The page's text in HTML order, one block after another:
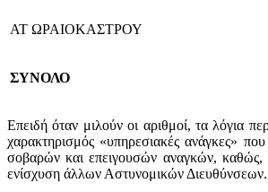
ΑΤ ΩΡΑΙΟΚΑΣΤΡΟΥ
ΣΥΝΟΛΟ
Επειδή όταν μιλούν οι αριθμοί, τα λόγια
χαρακτηρισμός «υπηρεσιακές ανάγκες»
σοβαρών και επειγουσών αναγκών, καθώς,
ενίσχυση άλλων Αστυνομικών Διευθύνσεων.